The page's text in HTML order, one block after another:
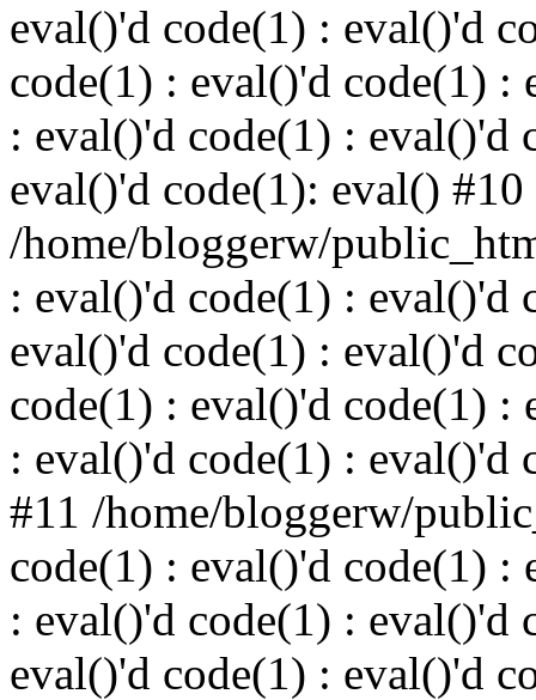
eval()'d code(1) : eval()'d
code(1) : eval()'d code(1) :
: eval()'d code(1) : eval()'d
eval()'d code(1): eval() #10
/home/bloggerw/
: eval()'d code(1) : eval()'d
eval()'d code(1) : eval()'d
code(1) : eval()'d code(1) :
: eval()'d code(1) : eval()'d
#11 /home/bloggerw/
code(1) : eval()'d code(1) :
: eval()'d code(1) : eval()'d
eval()'d code(1) : eval()'d